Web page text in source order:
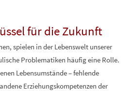
für die Zukunft
spielen in der Lebenswelt unserer
Problematiken häufig eine Rolle.
Lebensumstände – fehlende
Erziehungskompetenzen der